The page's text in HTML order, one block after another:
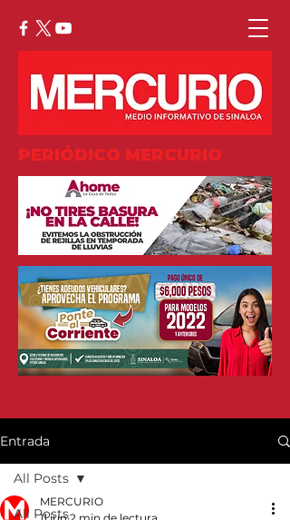
PERIÓDICO MERCURIO
Entrada
All Posts
All Posts
MERCURIO